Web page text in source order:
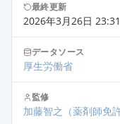
最終更新
2026年3月26日 23:31
データソース
厚生労働省
監修
加藤智之 （薬剤師免